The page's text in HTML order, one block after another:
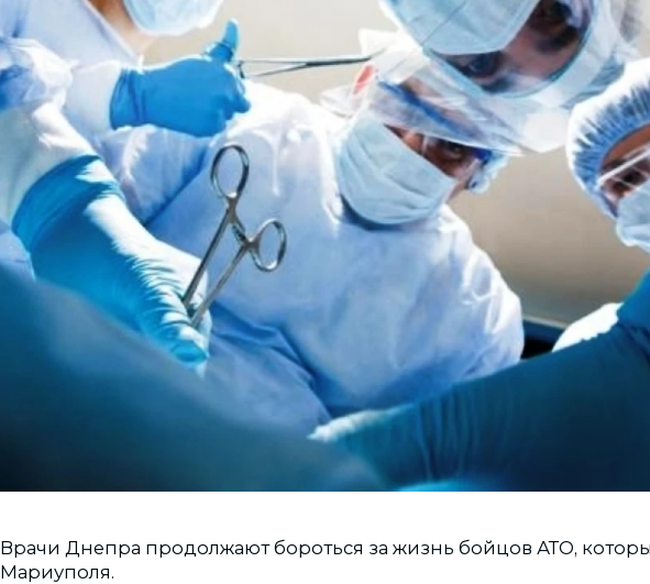
Врачи Днепра продолжают бороться за жизнь бойцов АТО,
Мариуполя.